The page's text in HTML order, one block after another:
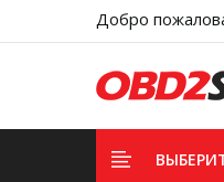
Добро